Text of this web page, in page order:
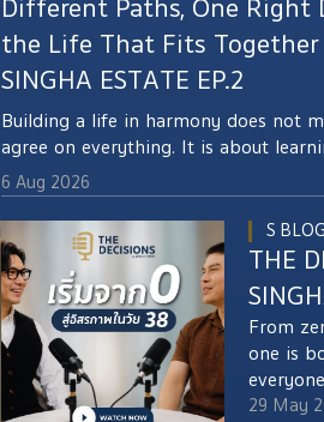
Different Paths, One Right
the Life That Fits Together
SINGHA ESTATE EP.2
Building a life in harmony does not
agree on everything. It is about
accept one another and turning their
when making decisions together.
ESTATE EP.2 tells the story of Dr.
Pajaree Termroongruenglerd, a
navigated many important decisions
career paths and life together to
1, a home designed to support their
come.
6 Aug 2026
S BLOG
THE
From
one is
make
29 May